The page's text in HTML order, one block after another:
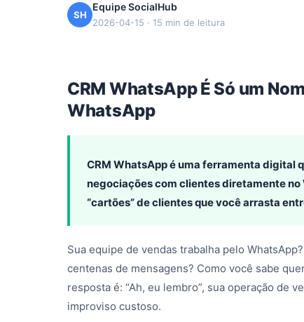
SH
Equipe SocialHub
2026-04-15 · 15 min de leitura
CRM WhatsApp É Só um
WhatsApp
CRM WhatsApp é uma ferramenta digital
negociações com clientes diretamente
“cartões” de clientes que você arrasta
Sua equipe de vendas trabalha pelo
centenas de mensagens? Como você sabe
resposta é: “Ah, eu lembro”, sua operação de
improviso custoso.